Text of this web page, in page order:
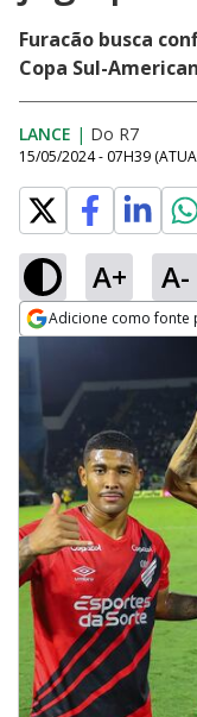
Furacão busca
Copa Sul-
LANCE | Do R7
15/05/2024 - 07H39
A+ A-
Adicione como fonte